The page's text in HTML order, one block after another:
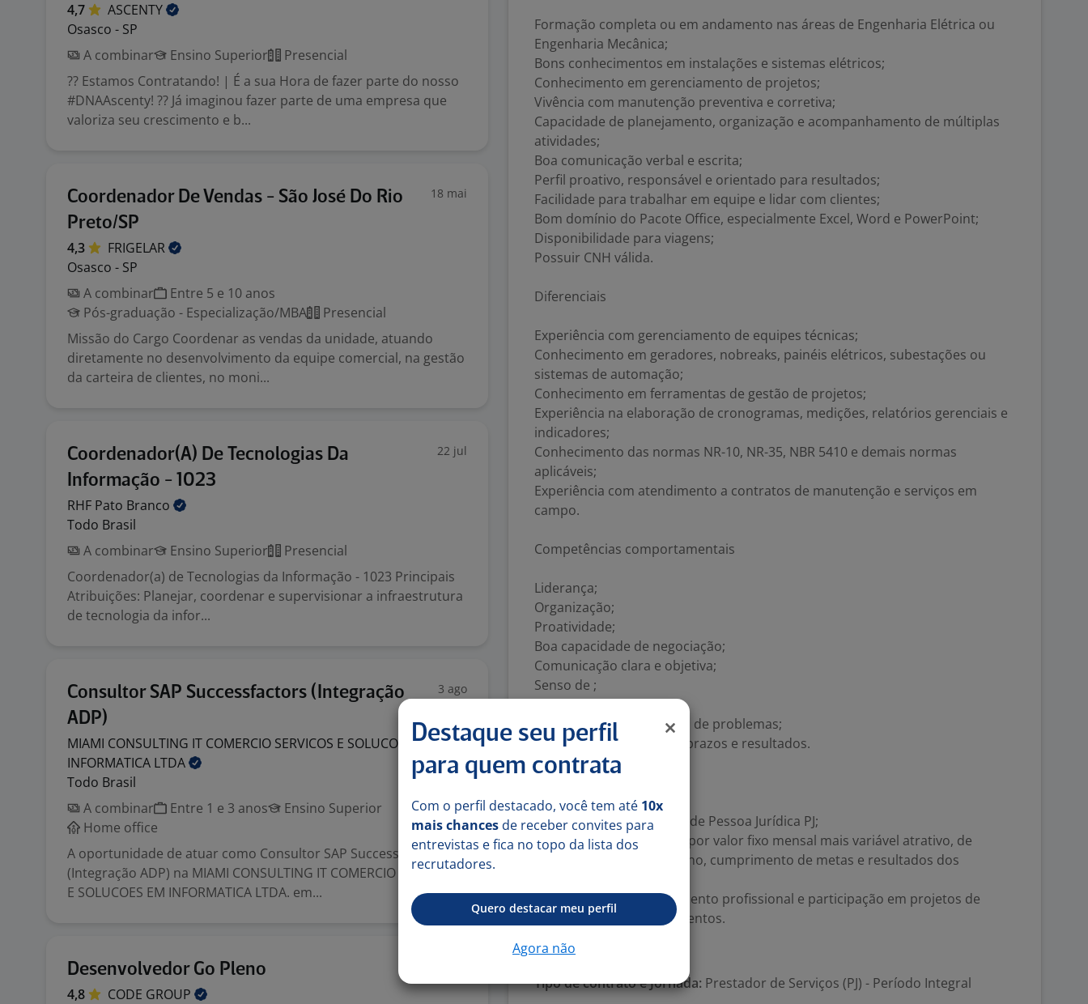
4,7
ASCENTY
Osasco - SP
A combinar
Ensino Superior
Presencial
?? Estamos Contratando! | É a sua Hora de fazer parte do nosso
#DNAAscenty! ?? Já imaginou fazer parte de uma empresa que
valoriza seu crescimento e b...
Coordenador De Vendas - São José Do Rio
Preto/SP
18 mai
4,3
FRIGELAR
Osasco - SP
A combinar
Entre 5 e 10 anos
Pós-graduação - Especialização/MBA
Presencial
Missão do Cargo Coordenar as vendas da unidade, atuando
diretamente no desenvolvimento da equipe comercial, na gestão
da carteira de clientes, no moni...
Coordenador(A) De Tecnologias Da
Informação - 1023
22 jul
RHF Pato Branco
Todo Brasil
A combinar
Ensino Superior
Presencial
Coordenador(a) de Tecnologias da Informação - 1023 Principais
Atribuições: Planejar, coordenar e supervisionar a infraestrutura
de tecnologia da infor...
Consultor SAP Successfactors (Integração
ADP)
3 ago
MIAMI CONSULTING IT COMERCIO SERVICOS E SOLUCOES EM
INFORMATICA LTDA
Todo Brasil
A combinar
Entre 1 e 3 anos
Ensino Superior
Home office
A oportunidade de atuar como Consultor SAP SuccessFactors
(Integração ADP) na MIAMI CONSULTING IT COMERCIO SERVICOS
E SOLUCOES EM INFORMATICA LTDA. em...
Desenvolvedor Go Pleno
4,8 CODE GROUP
Formação completa ou em andamento nas áreas de Engenharia Elétrica ou
Engenharia Mecânica;
Bons conhecimentos em instalações e sistemas elétricos;
Conhecimento em gerenciamento de projetos;
Vivência com manutenção preventiva e corretiva;
Capacidade de planejamento, organização e acompanhamento de múltiplas
atividades;
Boa comunicação verbal e escrita;
Perfil proativo, responsável e orientado para resultados;
Facilidade para trabalhar em equipe e lidar com clientes;
Bom domínio do Pacote Office, especialmente Excel, Word e PowerPoint;
Disponibilidade para viagens;
Possuir CNH válida.
Diferenciais
Experiência com gerenciamento de equipes técnicas;
Conhecimento em geradores, nobreaks, painéis elétricos, subestações ou
sistemas de automação;
Conhecimento em ferramentas de gestão de projetos;
Experiência na elaboração de cronogramas, medições, relatórios gerenciais e
indicadores;
Conhecimento das normas NR-10, NR-35, NBR 5410 e demais normas
aplicáveis;
Experiência com atendimento a contratos de manutenção e serviços em
campo.
Competências comportamentais
Liderança;
Organização;
Proatividade;
Boa capacidade de negociação;
Comunicação clara e objetiva;
Senso de ;
Capacidade analítica;
Facilidade para resolução de problemas;
Comprometimento com prazos e resultados.
Contratação na modalidade Pessoa Jurídica PJ;
Remuneração composta por valor fixo mensal mais variável atrativo, de
acordo com o desempenho, cumprimento de metas e resultados dos
Oportunidade de crescimento profissional e participação em projetos de
diferentes portes e segmentos.
Número de vagas:
Tipo de contrato e Jornada: Prestador de Serviços (PJ) - Período Integral
Destaque seu perfil
para quem contrata
Com o perfil destacado, você tem até 10x
mais chances de receber convites para
entrevistas e fica no topo da lista dos
recrutadores.
Quero destacar meu perfil
Agora não